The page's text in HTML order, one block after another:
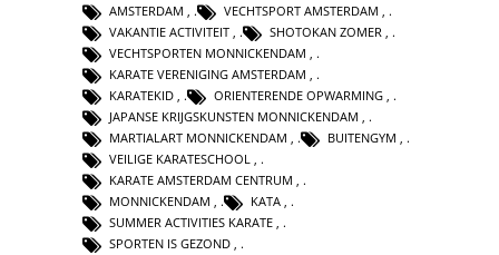
AMSTERDAM
VECHTSPORT AMSTERDAM
VAKANTIE ACTIVITEIT
SHOTOKAN ZOMER
VECHTSPORTEN MONNICKENDAM
KARATE VERENIGING AMSTERDAM
KARATEKID
ORIENTERENDE OPWARMING
JAPANSE KRIJGSKUNSTEN MONNICKENDAM
MARTIALART MONNICKENDAM , BUITENGYM ,
VEILIGE KARATESCHOOL ,
KARATE AMSTERDAM CENTRUM ,
MONNICKENDAM , KATA ,
SUMMER ACTIVITIES KARATE ,
SPORTEN IS GEZOND ,